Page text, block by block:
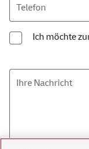
Telefon
Ich möchte
Ihre Nachricht